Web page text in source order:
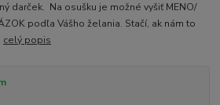
darček. Na osušku je možné vyšiť MENO/
podľa Vášho želania. Stačí, ak nám to
celý popis